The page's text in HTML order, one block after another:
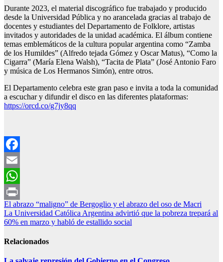
Durante 2023, el material discográfico fue trabajado y producido
desde la Universidad Pública y no arancelada gracias al trabajo de
docentes y estudiantes del Departamento de Folklore, artistas
invitados y autoridades de la unidad académica. El álbum contiene
temas emblemáticos de la cultura popular argentina como “Zamba
de los Humildes” (Alfredo tejada Gómez y Oscar Matus), “Como la
Cigarra” (María Elena Walsh), “Tacita de Plata” (José Antonio Faro
y música de Los Hermanos Simón), entre otros.
El Departamento celebra este gran paso e invita a toda la comunidad
a escuchar y difundir el disco en las diferentes plataformas:
https://orcd.co/g7jy8qq
Facebook
Email
WhatsApp
Print
Navegación
de
El abrazo “maligno” de Bergoglio y el abrazo del oso de Macri
La Universidad Católica Argentina advirtió que la pobreza trepará al
60% en marzo y habló de estallido social
Relacionados